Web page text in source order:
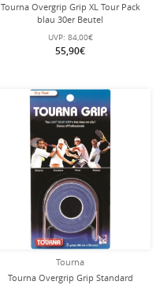
Tourna Overgrip Grip XL Tour Pack
blau 30er Beutel
UVP: 84,00€
55,90€
Tourna
Tourna Overgrip Grip Standard